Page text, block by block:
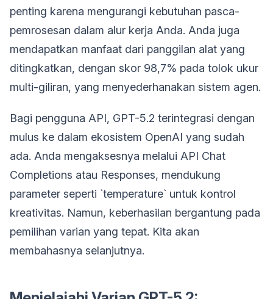
penting karena mengurangi kebutuhan pasca-
pemrosesan dalam alur kerja Anda. Anda juga
mendapatkan manfaat dari panggilan alat yang
ditingkatkan, dengan skor 98,7% pada tolok ukur
multi-giliran, yang menyederhanakan sistem agen.
Bagi pengguna API, GPT-5.2 terintegrasi dengan
mulus ke dalam ekosistem OpenAI yang sudah
ada. Anda mengaksesnya melalui API Chat
Completions atau Responses, mendukung
parameter seperti `temperature` untuk kontrol
kreativitas. Namun, keberhasilan bergantung pada
pemilihan varian yang tepat. Kita akan
membahasnya selanjutnya.